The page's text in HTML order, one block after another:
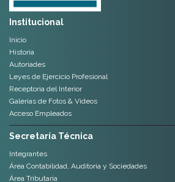
Institucional
Inicio
Historia
Autoriades
Leyes de Ejercicio Profesional
Receptoria del Interior
Galerias de Fotos & Videos
Acceso Empleados
Secretaría Técnica
Integrantes
Área Contabilidad, Auditoria y Sociedades
Área Tributaria